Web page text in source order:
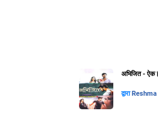
अभिजित - ऐक
द्वारा Reshma